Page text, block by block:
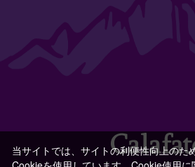
当サイトでは、サイトの利便性向上のた